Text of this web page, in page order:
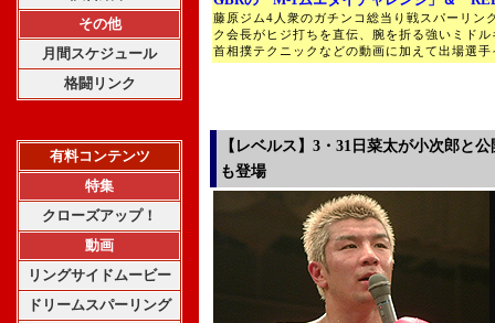
その他
月間スケジュール
格闘リンク
有料コンテンツ
特集
クローズアップ！
動画
リングサイドムービー
ドリームスパーリング
藤原ジム4人衆のガチンコ総当り戦スパーリン
ク会長がヒジ打ちを直伝、腕を折る強いミド
首相撲テクニックなどの動画に加えて出場選
【レベルス】3・31日菜太が小次郎と
も登場